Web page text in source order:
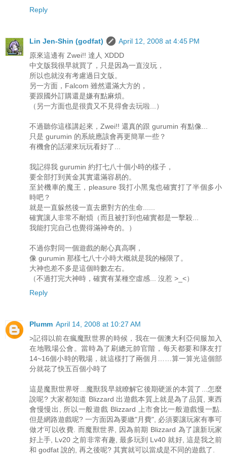
Reply
Lin Jen-Shin (godfat)
April 12, 2008 at 4:45 PM
原來這邊有 Zwei!! 達人 XDDD
中文版我很早就買了，只是因為一直沒玩，
所以也就沒有考慮過日文版。
另一方面，Falcom 雖然還滿大方的，
要跟國外訂購還是嫌有點麻煩。
（另一方面也是很貴又不見得會去玩啦...）
不過聽你這樣講起來，Zwei!! 還真的跟 gurumin 有點像...
只是 gurumin 的系統應該會再更簡單一些？
有機會的話灌來玩玩看好了...
我記得我 gurumin 約打七八十個小時的樣子，
要全部打到黃金其實還滿容易的。
至於機車的魔王，pleasure 我打小黑鬼也確實打了半個多小
時吧？
就是一直躲然後一直去磨對方的生命......
確實讓人非常不耐煩（而且被打到也確實都是一擊殺...
我能打完自己也覺得滿神奇的。）
不過你對同一個遊戲的耐心真高啊，
像 gurumin 那樣七八十小時大概就是我的極限了。
大神也差不多是這個時數左右。
（不過打完大神時，確實有某種空虛感... 沒惹 >_<）
Reply
Plumm April 14, 2008 at 10:27 AM
>記得以前在瘋魔獸世界的時候，我在一個澳大利亞伺服加入
在地戰場公會。當時為了刷總元帥官階，每天都要和隊友打
14~16個小時的戰場，就這樣打了兩個月……算一算光這個部
分就花了快五百個小時了
這是魔獸世界呀...魔獸我早就瞭解它後期硬派的本質了...怎麼
說呢? 大家都知道 Blizzard 出遊戲本質上就是為了品質, 東西
會慢慢出, 所以一般遊戲 Blizzard 上市會比一般遊戲慢一點.
但是網路遊戲呢? 一方面因為要繳"月費", 必須要讓玩家有事可
做才可以收費. 而魔獸世界, 因為前期 Blizzard 為了讓新玩家
好上手, Lv20 之前非常有趣, 最多玩到 Lv40 就好, 這是我之前
和 godfat 說的, 再之後呢? 其實就可以當成是不同的遊戲了.